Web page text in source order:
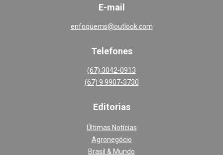
E-mail
enfoquems@outlook.com
Telefones
(67) 3042-0913
(67) 9 9907-3730
Editorias
Últimas Notícias
Agronegócio
Brasil & Mundo